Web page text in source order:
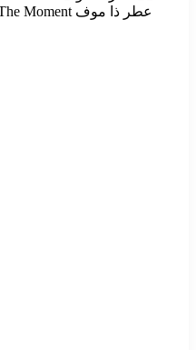
عطر ذا موف Live The Moment من مرسيدس بنز